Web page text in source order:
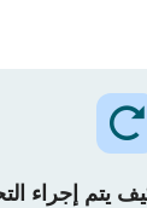
يتم إجراء